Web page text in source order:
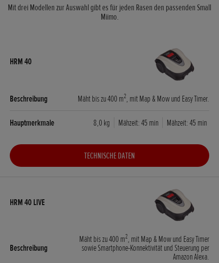
Mit drei Modellen zur Auswahl gibt es für jeden Rasen den passenden Small
Miimo.
Mäht bis zu 400 m2, mit Map & Mow und Easy Timer.
8,0 kg Mähzeit: 45 min Mähzeit: 45 min
TECHNISCHE DATEN
Mäht bis zu 400 m2, mit Map & Mow und Easy Timer
sowie Smartphone-Konnektivität und Steuerung per
Amazon Alexa.